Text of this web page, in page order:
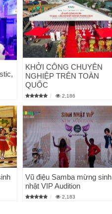
KHỞI CÔNG CHUYÊN
NGHIỆP TRÊN TOÀN
QUỐC
2,186
Vũ điệu Samba mừng sinh
nhật VIP Audition
2,183